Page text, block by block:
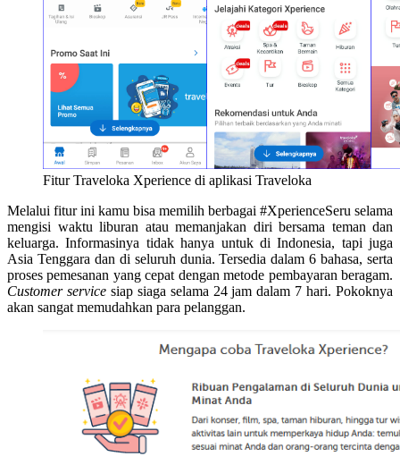
Fitur Traveloka Xperience di aplikasi Traveloka
Melalui fitur ini kamu bisa memilih berbagai #XperienceSeru selama
mengisi waktu liburan atau memanjakan diri bersama teman dan
keluarga. Informasinya tidak hanya untuk di Indonesia, tapi juga
Asia Tenggara dan di seluruh dunia. Tersedia dalam 6 bahasa, serta
proses pemesanan yang cepat dengan metode pembayaran beragam.
Customer servicesiap siaga selama 24 jam dalam 7 hari. Pokoknya
akan sangat memudahkan para pelanggan.